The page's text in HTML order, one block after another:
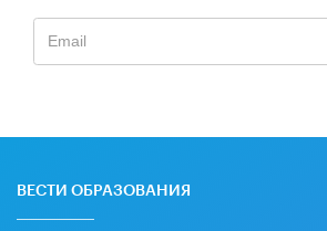
ВЕСТИ ОБРАЗОВАНИЯ